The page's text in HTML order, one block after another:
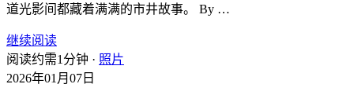
道光影间都藏着满满的市井故事。 By …
继续阅读
阅读约需1分钟 · 照片
2026年01月07日